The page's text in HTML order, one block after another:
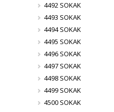
4492 SOKAK
4493 SOKAK
4494 SOKAK
4495 SOKAK
4496 SOKAK
4497 SOKAK
4498 SOKAK
4499 SOKAK
4500 SOKAK